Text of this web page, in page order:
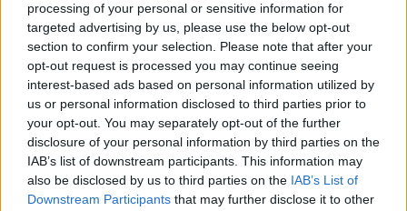
processing of your personal or sensitive information for
targeted advertising by us, please use the below opt-out
section to confirm your selection. Please note that after your
opt-out request is processed you may continue seeing
interest-based ads based on personal information utilized by
us or personal information disclosed to third parties prior to
your opt-out. You may separately opt-out of the further
disclosure of your personal information by third parties on the
IAB’s list of downstream participants. This information may
also be disclosed by us to third parties on the IAB’s List of
Downstream Participants that may further disclose it to other
AUTORE
AiAdhubMedia